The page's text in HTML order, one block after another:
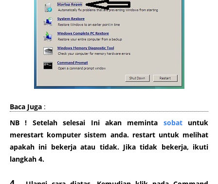
Baca Juga :
NB ! Setelah selesai Ini akan meminta sobatuntuk
merestart komputer sistem anda.restartuntuk melihat
apakah ini bekerja atau tidak. Jika tidak bekerja, ikuti
langkah 4.